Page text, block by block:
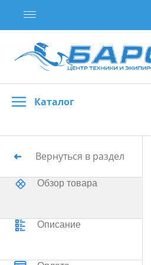
Каталог
Вернуться в раздел
Обзор товара
Описание